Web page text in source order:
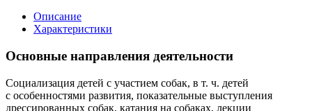
Описание
Характеристики
Основные направления деятельности
Социализация детей с участием собак, в т. ч. детей
с особенностями развития, показательные выступления
дрессированных собак, катания на собаках, лекции